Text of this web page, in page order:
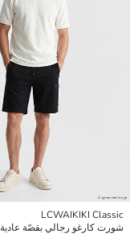
LCWAIKIKI Classic
شورت كارغو رجالي بقصّة عادية